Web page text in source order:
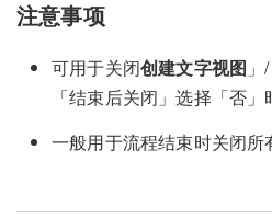
注意事项
可用于关闭创建文字视图
「结束后关闭」选择「否」
一般用于流程结束时关闭所